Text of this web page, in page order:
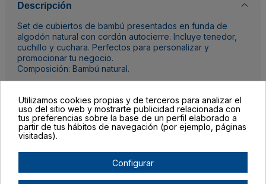
Descripción
Set de cubiertos de bambú presentados en funda de
algodón natural con cordón autocierre. Incluye tenedor,
cuchillo y cuchara. Perfectos para personalizar y
promocionar tu negocio.
Composición: Bambú natural.
Detalles del producto
Completa las unidades por color, el botón para mandar tu pedido al
carrito lo encontrarás al final de la tabla.
Utilizamos cookies propias y de terceros para analizar el
uso del sitio web y mostrarte publicidad relacionada con
tus preferencias sobre la base de un perfil elaborado a
partir de tus hábitos de navegación (por ejemplo, páginas
visitadas).
Configurar